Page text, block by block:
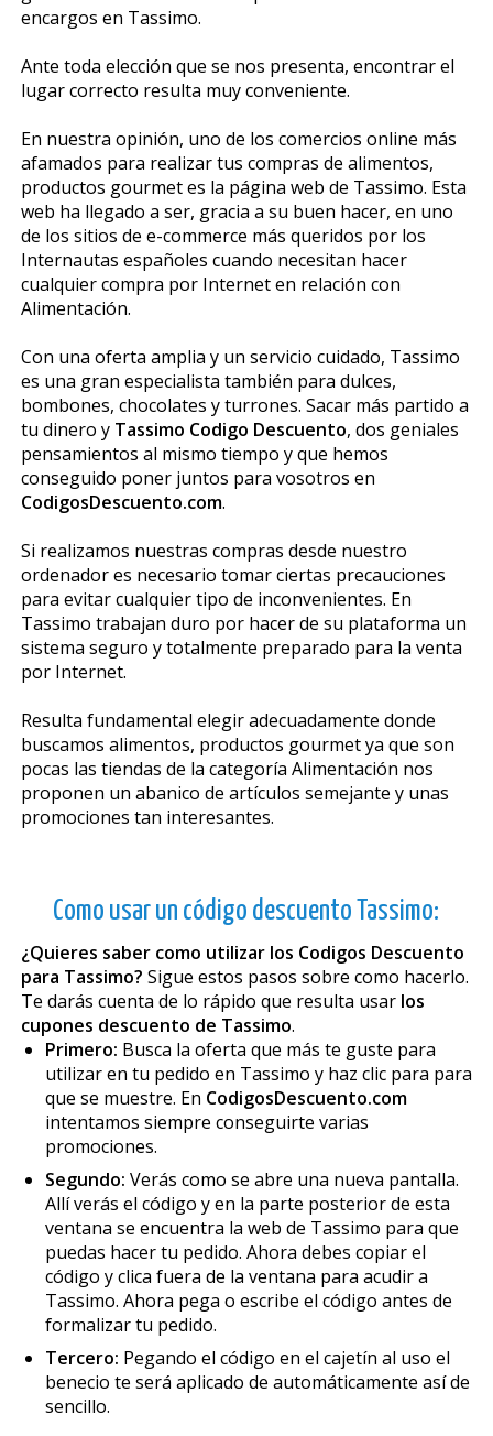
encargos en Tassimo.
Ante toda elección que se nos presenta, encontrar el
lugar correcto resulta muy conveniente.
En nuestra opinión, uno de los comercios online más
afamados para realizar tus compras de alimentos,
productos gourmet es la página web de Tassimo. Esta
web ha llegado a ser, gracia a su buen hacer, en uno
de los sitios de e-commerce más queridos por los
Internautas españoles cuando necesitan hacer
cualquier compra por Internet en relación con
Alimentación.
Con una oferta amplia y un servicio cuidado, Tassimo
es una gran especialista también para dulces,
bombones, chocolates y turrones. Sacar más partido a
tu dinero y Tassimo Codigo Descuento, dos geniales
pensamientos al mismo tiempo y que hemos
conseguido poner juntos para vosotros en
CodigosDescuento.com.
Si realizamos nuestras compras desde nuestro
ordenador es necesario tomar ciertas precauciones
para evitar cualquier tipo de inconvenientes. En
Tassimo trabajan duro por hacer de su plataforma un
sistema seguro y totalmente preparado para la venta
por Internet.
Resulta fundamental elegir adecuadamente donde
buscamos alimentos, productos gourmet ya que son
pocas las tiendas de la categoría Alimentación nos
proponen un abanico de artículos semejante y unas
promociones tan interesantes.
Como usar un código descuento Tassimo:
¿Quieres saber como utilizar los Codigos Descuento
para Tassimo? Sigue estos pasos sobre como hacerlo.
Te darás cuenta de lo rápido que resulta usar los
cupones descuento de Tassimo.
Primero: Busca la oferta que más te guste para
utilizar en tu pedido en Tassimo y haz clic para para
que se muestre. En CodigosDescuento.com
intentamos siempre conseguirte varias
promociones.
Segundo: Verás como se abre una nueva pantalla.
Allí verás el código y en la parte posterior de esta
ventana se encuentra la web de Tassimo para que
puedas hacer tu pedido. Ahora debes copiar el
código y clica fuera de la ventana para acudir a
Tassimo. Ahora pega o escribe el código antes de
formalizar tu pedido.
Tercero: Pegando el código en el cajetín al uso el
beneficio te será aplicado de automáticamente así de
sencillo.